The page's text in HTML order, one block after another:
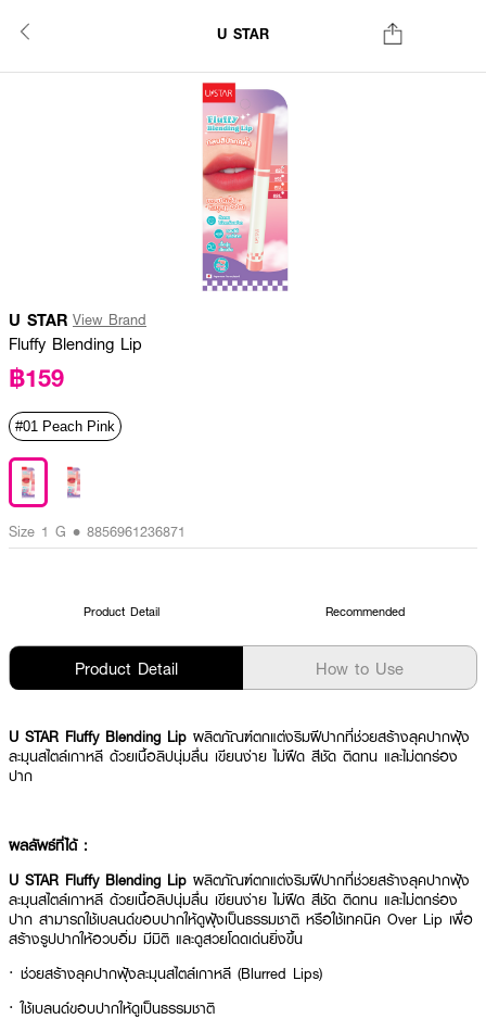
U STAR
U STAR View Brand
Fluffy Blending Lip
฿159
#01 Peach Pink
Size 1 G • 8856961236871
Product Detail Recommended
Product Detail How to Use
U STAR Fluffy Blending Lip ผลิตภัณฑ์ตกแต่งริมฝีปากที่ช่วยสร้างลุคปากฟุ้ง
ละมุนสไตล์เกาหลี ด้วยเนื้อลิปนุ่มลื่น เขียนง่าย ไม่ฝืด สีชัด ติดทน และไม่ตกร่อง
ปาก
ผลลัพธ์ที่ได้ :
U STAR Fluffy Blending Lip ผลิตภัณฑ์ตกแต่งริมฝีปากที่ช่วยสร้างลุคปากฟุ้ง
ละมุนสไตล์เกาหลี ด้วยเนื้อลิปนุ่มลื่น เขียนง่าย ไม่ฝืด สีชัด ติดทน และไม่ตกร่อง
ปาก สามารถใช้เบลนด์ขอบปากให้ดูฟุ้งเป็นธรรมชาติ หรือใช้เทคนิค Over Lip เพื่อ
สร้างรูปปากให้อวบอิ่ม มีมิติ และดูสวยโดดเด่นยิ่งขึ้น
· ช่วยสร้างลุคปากฟุ้งละมุนสไตล์เกาหลี (Blurred Lips)
· ใช้เบลนด์ขอบปากให้ดูเป็นธรรมชาติ